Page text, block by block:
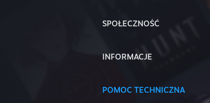
SPOŁECZNOŚĆ
INFORMACJE
POMOC TECHNICZNA